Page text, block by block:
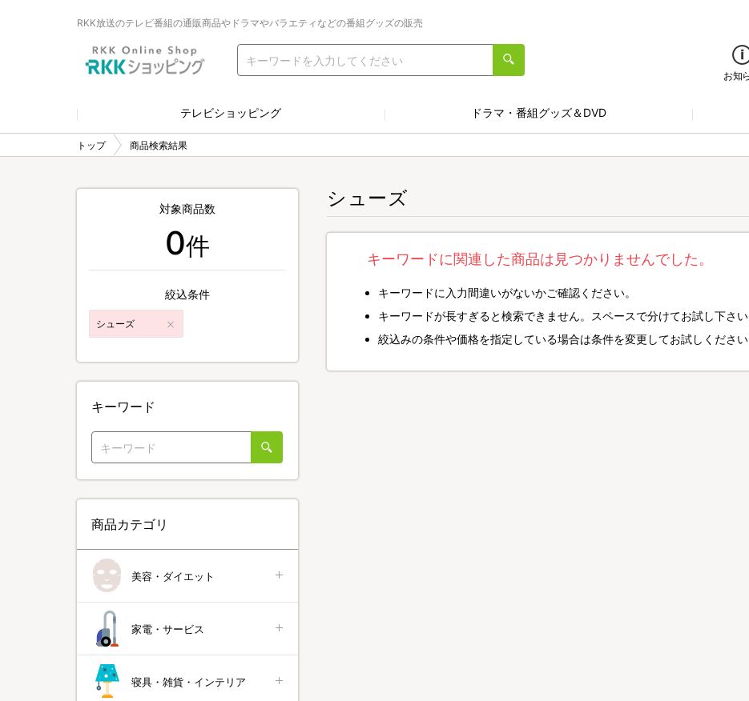
RKK放送のテレビ番組の通販商品やドラマやバラエティなどの番組グッズの販売
お知
テレビショッピング ドラマ・番組グッズ＆DVD
トップ 商品検索結果
シューズ
キーワードに関連した商品は見つかりませんでした。
キーワードに入力間違いがないかご確認ください。
キーワードが長すぎると検索できません。スペースで分けてお試し下さい
絞込みの条件や価格を指定している場合は条件を変更してお試しください
対象商品数
0件
絞込条件
シューズ
キーワード
商品カテゴリ
美容・ダイエット
家電・サービス
寝具・雑貨・インテリア